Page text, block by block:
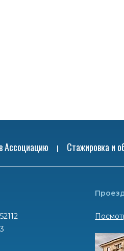
Ассоциацию | Стажировка и